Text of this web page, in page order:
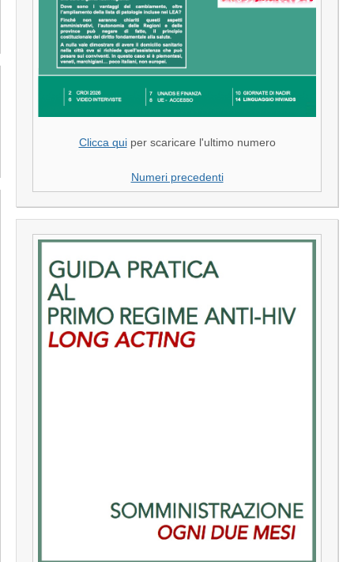
Clicca quiper scaricare l'ultimo numero
Numeri precedenti